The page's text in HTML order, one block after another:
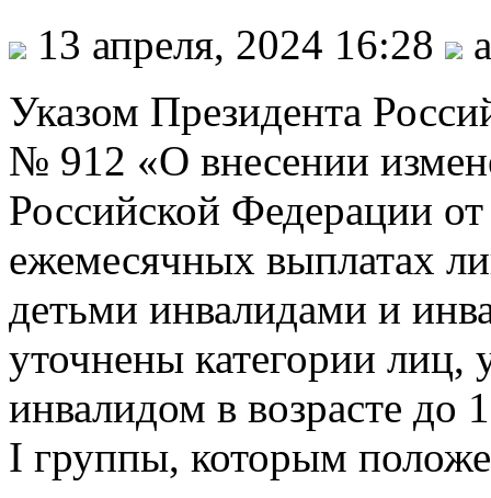
13 апреля, 2024 16:28
Указом Президента
№ 912 «О внесении
Российской Федерации
ежемесячных выплатах
детьми инвалидами и
уточнены категории
инвалидом в возрасте до
I группы, которым